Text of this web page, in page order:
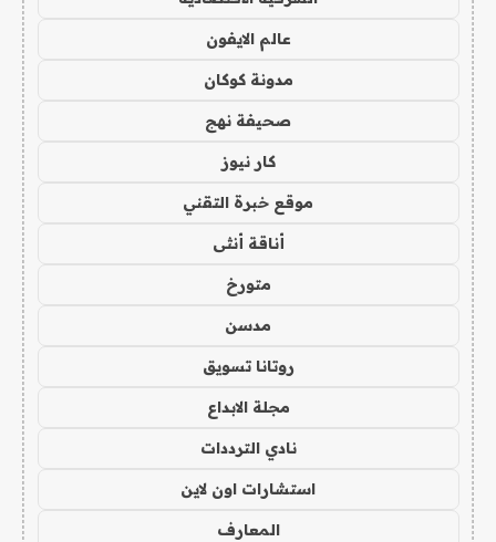
عالم الايفون
مدونة كوكان
صحيفة نهج
كار نيوز
موقع خبرة التقني
أناقة أنثى
متورخ
مدسن
روتانا تسويق
مجلة الابداع
نادي الترددات
استشارات اون لاين
المعارف